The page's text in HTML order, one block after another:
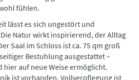
fühlen.
lässt es sich ungestört und
Natur wirkt inspirierend, der Alltag
Saal im Schloss ist ca. 75 qm groß
Bestuhlung ausgestattet –
hier auf neue Weise ermöglicht.
ist vorhanden, Vollverpflegung ist